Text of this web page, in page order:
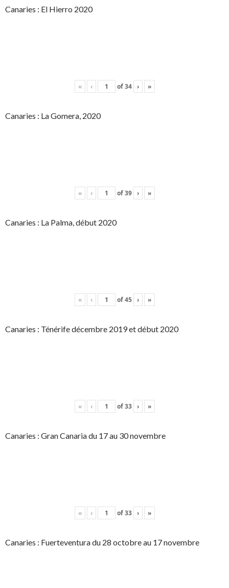
Canaries : El Hierro 2020
« ‹ of34 › »
Canaries : La Gomera, 2020
« ‹ of39 › »
Canaries : La Palma, début 2020
« ‹ of45 › »
Canaries : Ténérife décembre 2019 et début 2020
« ‹ of33 › »
Canaries : Gran Canaria du 17 au 30 novembre
« ‹ of33 › »
Canaries : Fuerteventura du 28 octobre au 17 novembre